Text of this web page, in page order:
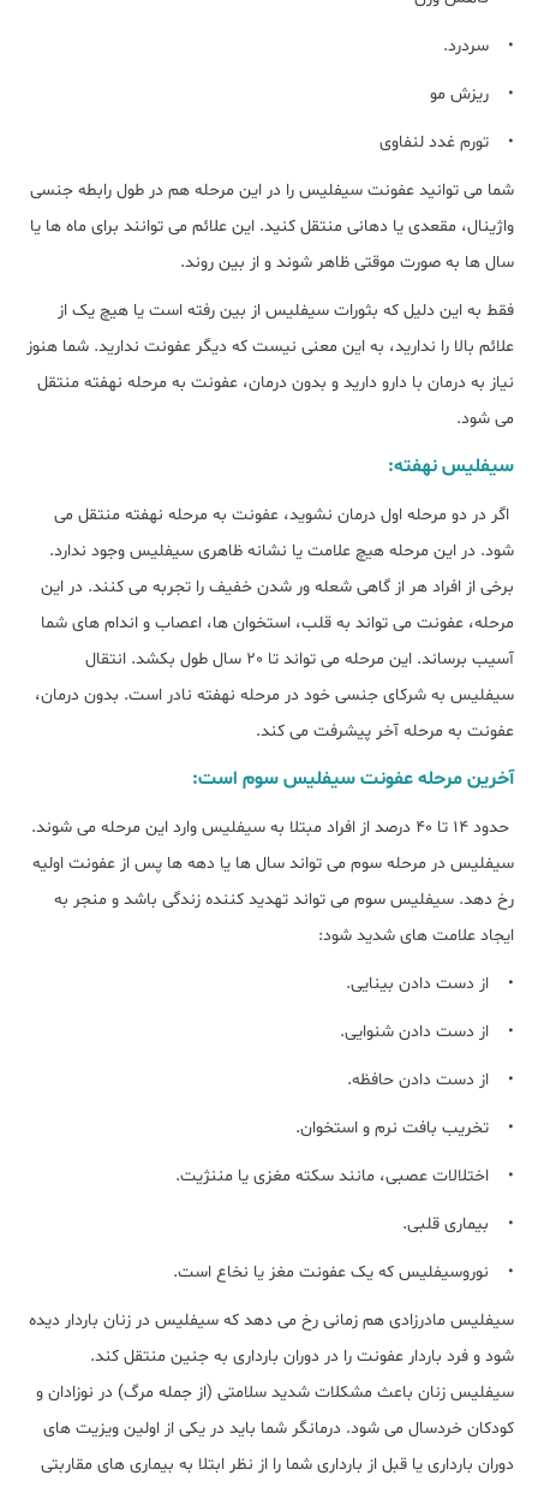
• سردرد.
• ریزش مو
• تورم غدد لنفاوی
شما می توانید عفونت سیفلیس را در این مرحله هم در طول رابطه جنسی
واژینال، مقعدی یا دهانی منتقل کنید. این علائم می توانند برای ماه ها یا
سال ها به صورت موقتی ظاهر شوند و از بین روند.
فقط به این دلیل که بثورات سیفلیس از بین رفته است یا هیچ یک از
علائم بالا را ندارید، به این معنی نیست که دیگر عفونت ندارید. شما هنوز
نیاز به درمان با دارو دارید و بدون درمان، عفونت به مرحله نهفته منتقل
می شود.
سیفلیس نهفته:
اگر در دو مرحله اول درمان نشوید، عفونت به مرحله نهفته منتقل می
شود. در این مرحله هیچ علامت یا نشانه ظاهری سیفلیس وجود ندارد.
برخی از افراد هر از گاهی شعله ور شدن خفیف را تجربه می کنند. در این
مرحله، عفونت می تواند به قلب، استخوان ها، اعصاب و اندام های شما
آسیب برساند. این مرحله می تواند تا 20 سال طول بکشد. انتقال
سیفلیس به شرکای جنسی خود در مرحله نهفته نادر است. بدون درمان،
عفونت به مرحله آخر پیشرفت می کند.
آخرین مرحله عفونت سیفلیس سوم است:
حدود 14 تا 40 درصد از افراد مبتلا به سیفلیس وارد این مرحله می شوند.
سیفلیس در مرحله سوم می تواند سال ها یا دهه ها پس از عفونت اولیه
رخ دهد. سیفلیس سوم می تواند تهدید کننده زندگی باشد و منجر به
ایجاد علامت های شدید شود:
• از دست دادن بینایی.
• از دست دادن شنوایی.
• از دست دادن حافظه.
• تخریب بافت نرم و استخوان.
• اختلالات عصبی، مانند سکته مغزی یا مننژیت.
• بیماری قلبی.
• نوروسیفلیس که یک عفونت مغز یا نخاع است.
سیفلیس مادرزادی هم زمانی رخ می دهد که سیفلیس در زنان باردار دیده
شود و فرد باردار عفونت را در دوران بارداری به جنین منتقل کند.
سیفلیس زنان باعث مشکلات شدید سلامتی (از جمله مرگ) در نوزادان و
کودکان خردسال می شود. درمانگر شما باید در یکی از اولین ویزیت های
دوران بارداری یا قبل از بارداری شما را از نظر ابتلا به بیماری های مقاربتی